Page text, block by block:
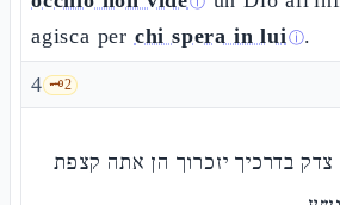
agisca per chi spera in luiⓘ.
4 🗝️2
בדרכיך יזכרוך הן אתה קצפת